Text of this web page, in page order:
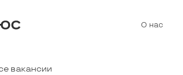
О нас
вакансии